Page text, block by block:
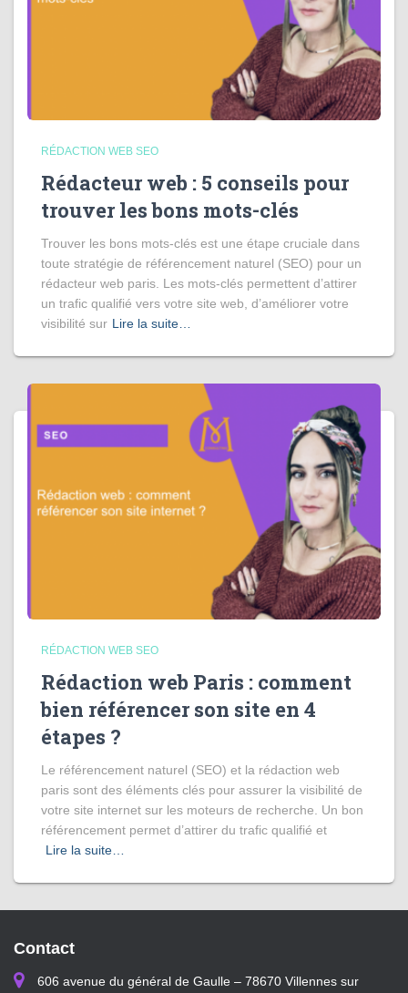
RÉDACTION WEB SEO
Rédacteur web : 5 conseils pour
trouver les bons mots-clés
Trouver les bons mots-clés est une étape cruciale dans
toute stratégie de référencement naturel (SEO) pour un
rédacteur web paris. Les mots-clés permettent d’attirer
un trafic qualifié vers votre site web, d’améliorer votre
visibilité sur Lire la suite…
RÉDACTION WEB SEO
Rédaction web Paris : comment
bien référencer son site en 4
étapes ?
Le référencement naturel (SEO) et la rédaction web
paris sont des éléments clés pour assurer la visibilité de
votre site internet sur les moteurs de recherche. Un bon
référencement permet d’attirer du trafic qualifié et
Lire la suite…
Contact
606 avenue du général de Gaulle – 78670 Villennes sur